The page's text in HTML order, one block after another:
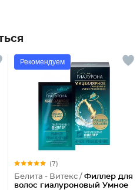
Рекомендуем
(7)
Белита - Витекс / Филлер для
волос гиалуроновый Умное